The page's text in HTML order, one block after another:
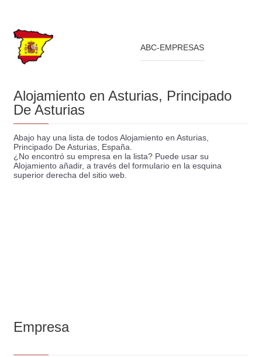
ABC-EMPRESAS
Alojamiento en Asturias, Principado
De Asturias
Abajo hay una lista de todos Alojamiento en Asturias,
Principado De Asturias, España.
¿No encontró su empresa en la lista? Puede usar su
Alojamiento añadir, a través del formulario en la esquina
superior derecha del sitio web.
Empresa